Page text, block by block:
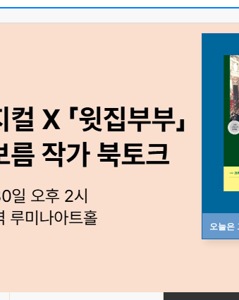
오늘은